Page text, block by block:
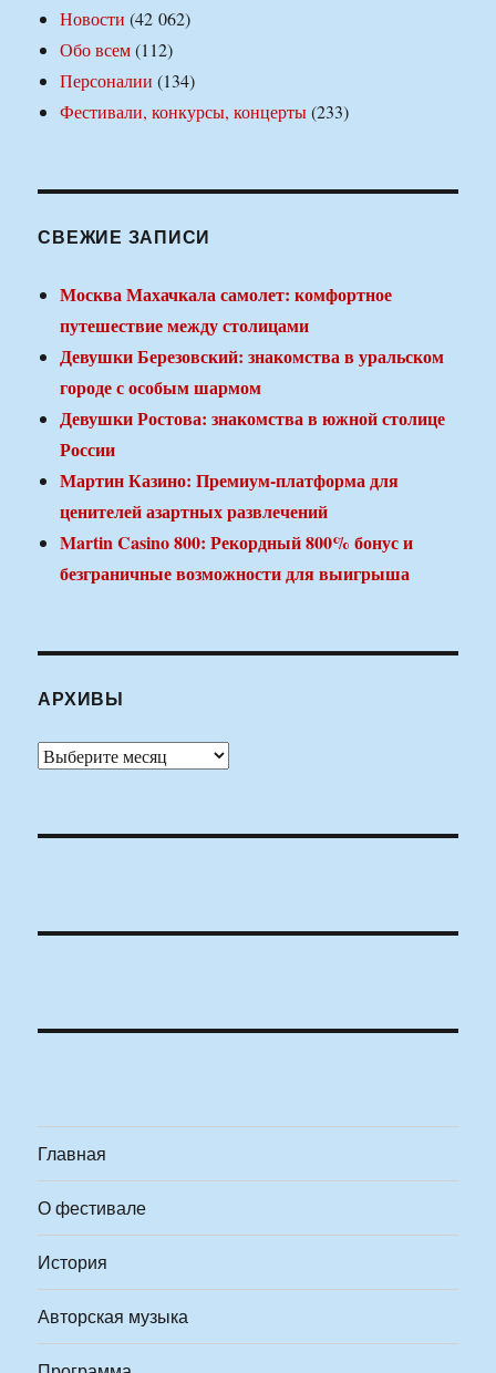
Новости (42 062)
Обо всем(112)
Персоналии (134)
Фестивали, конкурсы, концерты(233)
СВЕЖИЕ ЗАПИСИ
Москва Махачкала самолет: комфортное
путешествие между столицами
Девушки Березовский: знакомства в уральском
городе с особым шармом
Девушки Ростова: знакомства в южной столице
России
Мартин Казино: Премиум-платформа для
ценителей азартных развлечений
Martin Casino 800: Рекордный 800% бонус и
безграничные возможности для выигрыша
АРХИВЫ
Архивы
Главная
О фестивале
История
Авторская музыка